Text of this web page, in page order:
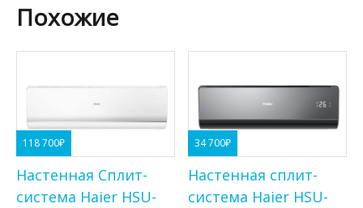
Похожие
118 700₽
Настенная Сплит-
система Haier HSU-
34 700₽
Настенная сплит-
система Haier HSU-